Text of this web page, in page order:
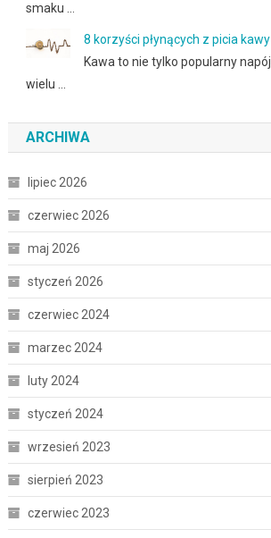
smaku …
8 korzyści płynących z picia kawy
Kawa to nie tylko popularny
wielu …
ARCHIWA
lipiec 2026
czerwiec 2026
maj 2026
styczeń 2026
czerwiec 2024
marzec 2024
luty 2024
styczeń 2024
wrzesień 2023
sierpień 2023
czerwiec 2023